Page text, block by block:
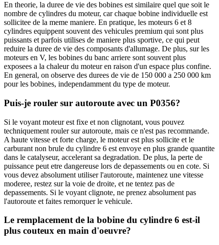
En theorie, la duree de vie des bobines est similaire quel que soit le
nombre de cylindres du moteur, car chaque bobine individuelle est
sollicitee de la meme maniere. En pratique, les moteurs 6 et 8
cylindres equippent souvent des vehicules premium qui sont plus
puissants et parfois utilises de maniere plus sportive, ce qui peut
reduire la duree de vie des composants d'allumage. De plus, sur les
moteurs en V, les bobines du banc arriere sont souvent plus
exposees a la chaleur du moteur en raison d'un espace plus confine.
En general, on observe des durees de vie de 150 000 a 250 000 km
pour les bobines, independamment du type de moteur.
Puis-je rouler sur autoroute avec un P0356?
Si le voyant moteur est fixe et non clignotant, vous pouvez
techniquement rouler sur autoroute, mais ce n'est pas recommande.
A haute vitesse et forte charge, le moteur est plus sollicite et le
carburant non brule du cylindre 6 est envoye en plus grande quantite
dans le catalyseur, accelerant sa degradation. De plus, la perte de
puissance peut etre dangereuse lors de depassements ou en cote. Si
vous devez absolument utiliser l'autoroute, maintenez une vitesse
moderee, restez sur la voie de droite, et ne tentez pas de
depassements. Si le voyant clignote, ne prenez absolument pas
l'autoroute et faites remorquer le vehicule.
Le remplacement de la bobine du cylindre 6 est-il
plus couteux en main d'oeuvre?